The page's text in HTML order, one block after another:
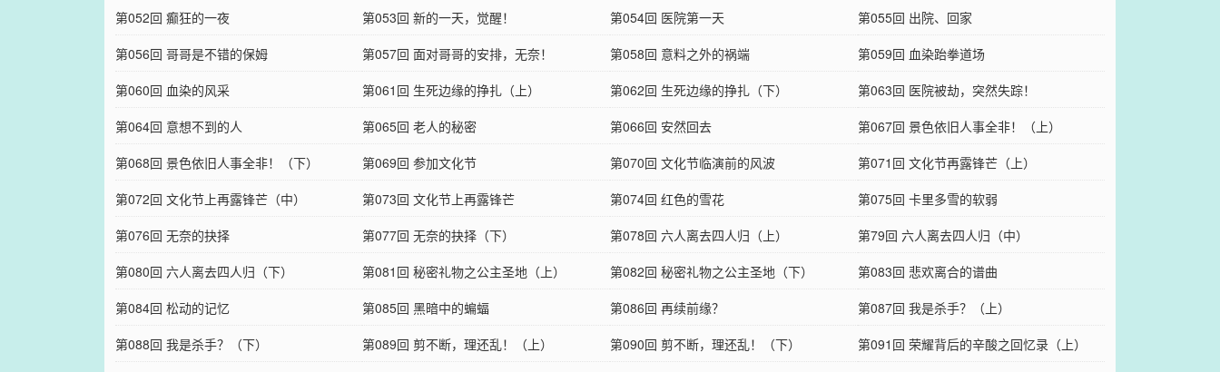
第052回 癫狂的一夜
第053回 新的一天，觉醒！ 第054回 医院第一天
第055回 出院、回家
第056回 哥哥是不错的保姆
第057回 面对哥哥的安排，无奈！ 第058回 意料之外的祸端
第059回 血染跆拳道场
第060回 血染的风采
第061回 生死边缘的挣扎（上） 第062回 生死边缘的挣扎（下）
第063回 医院被劫，突然失踪！
第064回 意想不到的人
第065回 老人的秘密 第066回 安然回去
第067回 景色依旧人事全非！（上）
第068回 景色依旧人事全非！（下）
第069回 参加文化节 第070回 文化节临演前的风波
第071回 文化节再露锋芒（上）
第072回 文化节上再露锋芒（中）
第073回 文化节上再露锋芒 第074回 红色的雪花
第075回 卡里多雪的软弱
第076回 无奈的抉择
第077回 无奈的抉择（下） 第078回 六人离去四人归（上）
第79回 六人离去四人归（中）
第080回 六人离去四人归（下）
第081回 秘密礼物之公主圣地（上） 第082回 秘密礼物之公主圣地（下）
第083回 悲欢离合的谱曲
第084回 松动的记忆
第085回 黑暗中的蝙蝠 第086回 再续前缘？
第087回 我是杀手？（上）
第088回 我是杀手？（下）
第089回 剪不断，理还乱！（上） 第090回 剪不断，理还乱！（下）
第091回 荣耀背后的辛酸之回忆录（上）